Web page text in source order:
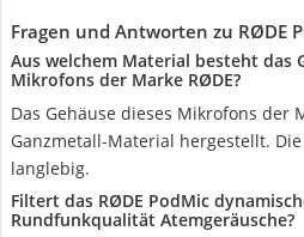
Fragen und Antworten zu RØDE
Aus welchem Material besteht das
Mikrofons der Marke RØDE?
Das Gehäuse dieses Mikrofons der
Ganzmetall-Material hergestellt.
langlebig.
Filtert das RØDE PodMic
Rundfunkqualität Atemgeräusche?